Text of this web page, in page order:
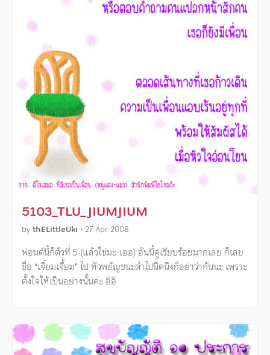
5103_TLU_JIUMJIUM
bythELittleUki • 27 Apr 2008
ฟอนต์นี้ก็ตัวที่ 5 (แล้วใช่มะ-เออ) อันนี้ดูเรียบร้อยมากเลย ก็เลย
ชื่อ “เจี๋ยมเจี้ยม” ไป หัวพยัญชนะตํ่าไปนิดนึงก็อย่าว่ากันนะ เพราะ
ตั้งใจให้เป็นอย่างนั้นค่ะ อิอิ